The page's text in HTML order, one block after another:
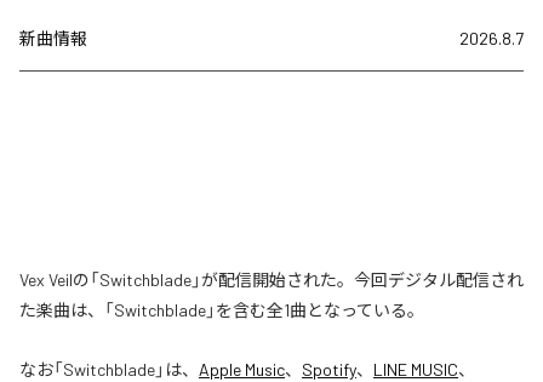
新曲情報 2026.8.7
Vex Veilの「Switchblade」が配信開始された。今回デジタル配信され
た楽曲は、「Switchblade」を含む全1曲となっている。
なお「Switchblade」は、 Apple Music、 Spotify、 LINE MUSIC、